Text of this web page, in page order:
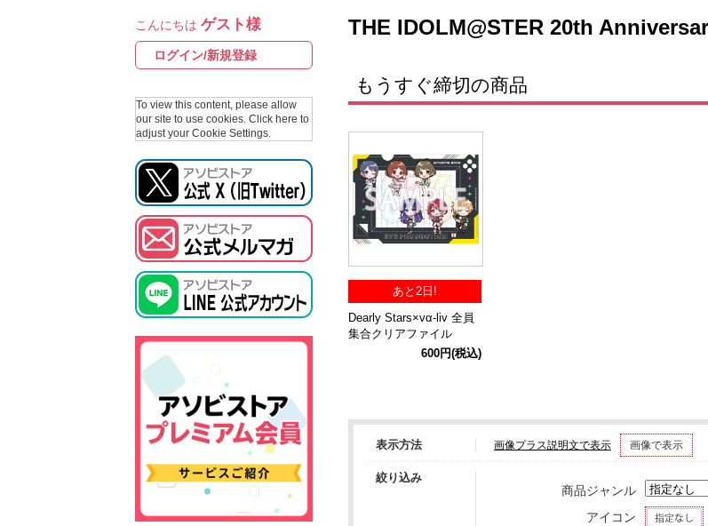
CD / Blu-ray
プロジェクトアイマス ヴイアライヴ
テイルズ オブ シリーズ
スサノオマジック
ドラゴンボール
モフモフパレード
こんにちは ゲスト様
ログイン/新規登録
To view this content, please allow
our site to use cookies. Click here to
adjust your Cookie Settings.
THE IDOLM@STER 20th
もうすぐ締切の商品
あと2日!
Dearly Stars×vα-liv 全員
集合クリアファイル
600円(税込)
表示方法 画像プラス説明文で表示 画像で表示
絞り込み
商品ジャンル
アイコン